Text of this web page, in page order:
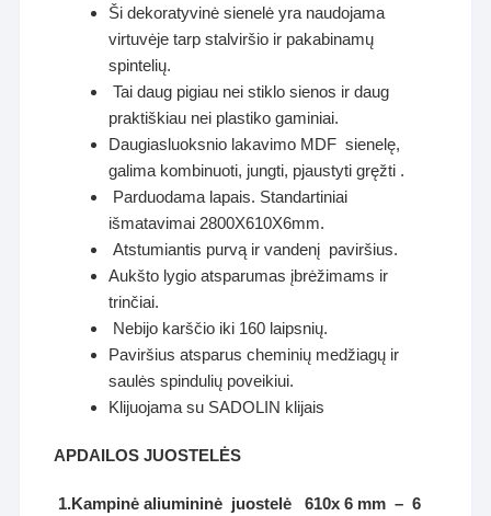
Ši dekoratyvinė sienelė yra naudojama
virtuvėje tarp stalviršio ir pakabinamų
spintelių.
Tai daug pigiau nei stiklo sienos ir daug
praktiškiau nei plastiko gaminiai.
Daugiasluoksnio lakavimo MDF sienelę,
galima kombinuoti, jungti, pjaustyti gręžti .
Parduodama lapais. Standartiniai
išmatavimai 2800X610X6mm.
Atstumiantis purvą ir vandenį paviršius.
Aukšto lygio atsparumas įbrėžimams ir
trinčiai.
Nebijo karščio iki 160 laipsnių.
Paviršius atsparus cheminių medžiagų ir
saulės spindulių poveikiui.
Klijuojama su SADOLIN klijais
APDAILOS JUOSTELĖS
1.Kampinė aliumininė juostelė 610x 6 mm – 6